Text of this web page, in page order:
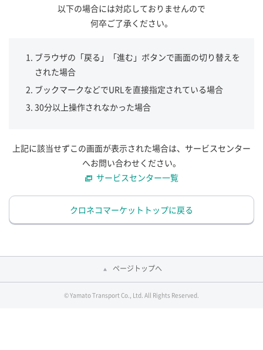
以下の場合には対応しておりませんので
何卒ご了承ください。
ブラウザの「戻る」「進む」ボタンで画面の切り替えを
された場合
ブックマークなどでURLを直接指定されている場合
30分以上操作されなかった場合
上記に該当せずこの画面が表示された場合は、サービスセンター
へお問い合わせください。
サービスセンター一覧
クロネコマーケットトップに戻る
ページトップへ
© Yamato Transport Co., Ltd. All Rights Reserved.